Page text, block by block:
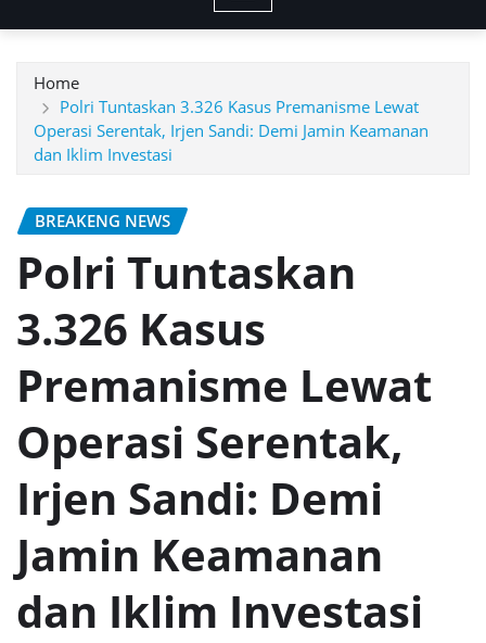
Home
Polri Tuntaskan 3.326 Kasus Premanisme Lewat
Operasi Serentak, Irjen Sandi: Demi Jamin Keamanan
dan Iklim Investasi
BREAKENG NEWS
Polri Tuntaskan
3.326 Kasus
Premanisme Lewat
Operasi Serentak,
Irjen Sandi: Demi
Jamin Keamanan
dan Iklim Investasi